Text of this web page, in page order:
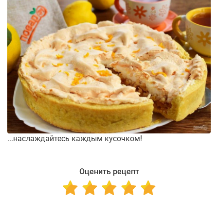
...наслаждайтесь каждым кусочком!
Оценить рецепт